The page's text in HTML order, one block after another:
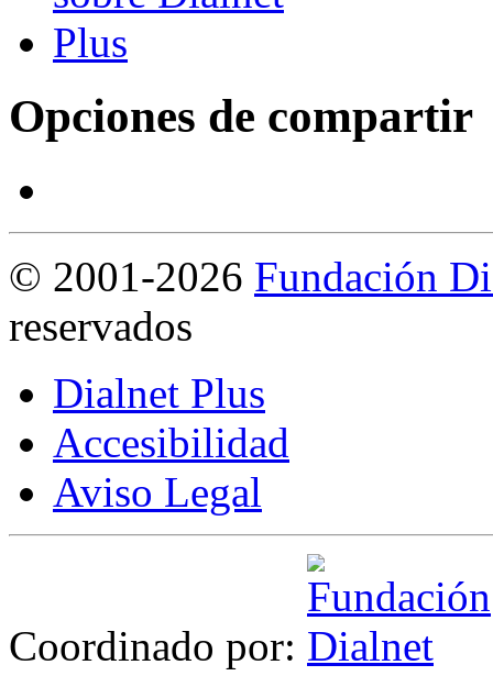
Opciones de compartir
© 2001-2026 Fundación
reservados
Dialnet Plus
Accesibilidad
Aviso Legal
Coordinado por: